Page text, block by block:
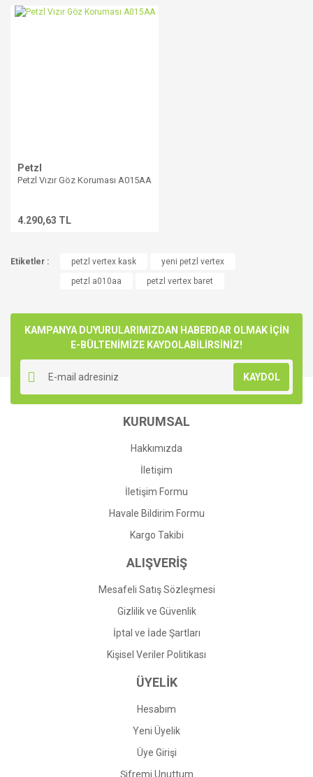
Petzl
Petzl Vızır Göz Koruması A015AA
4.290,63 TL
Etiketler : petzl vertex kask
yeni petzl vertex
petzl a010aa
petzl vertex baret
KAMPANYA DUYURULARIMIZDAN HABERDAR OLMAK İÇİN
E-BÜLTENİMİZE KAYDOLABİLİRSİNİZ!
KAYDOL
KURUMSAL
Hakkımızda
İletişim
İletişim Formu
Havale Bildirim Formu
Kargo Takibi
ALIŞVERİŞ
Mesafeli Satış Sözleşmesi
Gizlilik ve Güvenlik
İptal ve İade Şartları
Kişisel Veriler Politikası
ÜYELİK
Hesabım
Yeni Üyelik
Üye Girişi
Şifremi Unuttum